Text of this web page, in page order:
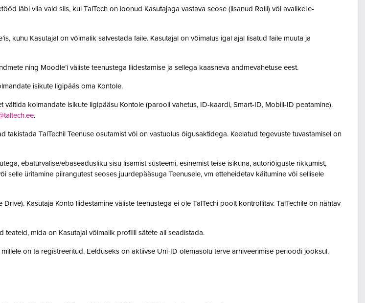
läbi viia vaid siis, kui TalTech on loonud Kasutajaga vastava seose (lisanud Rolli) või avalikel e-
kuhu Kasutajal on võimalik salvestada faile. Kasutajal on võimalus igal ajal lisatud faile muuta ja
ning Moodle’i väliste teenustega liidestamise ja sellega kaasneva andmevahetuse eest.
isikute ligipääs oma Kontole.
kolmandate isikute ligipääsu Kontole (parooli vahetus, ID-kaardi, Smart-ID, Mobiil-ID peatamine).
.
TalTechil Teenuse osutamist või on vastuolus õigusaktidega. Keelatud tegevuste tuvastamisel on
ebaturvalise/ebaseadusliku sisu lisamist süsteemi, esinemist teise isikuna, autoriõiguste rikkumist,
selle üritamine piirangutest seoses juurdepääsuga Teenusele, vm etteheidetav käitumine või sellisele
Kasutaja Konto liidestamine väliste teenustega ei ole TalTechi poolt kontrollitav. TalTechile on nähtav
teateid, mida on Kasutajal võimalik profiili sätete all seadistada.
on ta registreeritud. Eelduseks on aktiivse Uni-ID olemasolu terve arhiveerimise perioodi jooksul.